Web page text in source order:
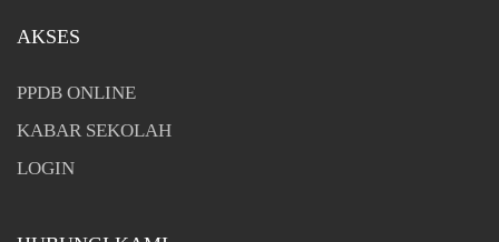
AKSES
PPDB ONLINE
KABAR SEKOLAH
LOGIN